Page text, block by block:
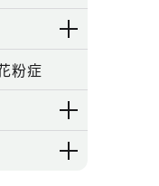
粉症